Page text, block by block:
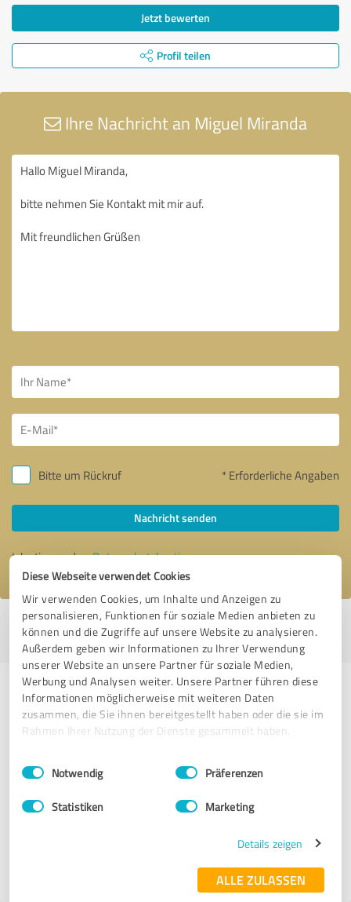
Diese Webseite verwendet Cookies
Wir verwenden Cookies, um Inhalte und Anzeigen zu
personalisieren, Funktionen für soziale Medien anbieten zu
können und die Zugriffe auf unsere Website zu analysieren.
Außerdem geben wir Informationen zu Ihrer Verwendung
unserer Website an unsere Partner für soziale Medien,
Werbung und Analysen weiter. Unsere Partner führen diese
Informationen möglicherweise mit weiteren Daten
zusammen, die Sie ihnen bereitgestellt haben oder die sie im
Rahmen Ihrer Nutzung der Dienste gesammelt haben.
Impressum Datenschutzbestimmungen
Einwilligungsauswahl
Notwendig Präferenzen
Statistiken Marketing
Details zeigen
ALLE ZULASSEN
Jetzt bewerten
Profil teilen
Ihre Nachricht an Miguel Miranda
Bitte um Rückruf * Erforderliche Angaben
Nachricht senden
Ich stimme denDatenschutzbestimmungenzu.
Profil aktiv seit 09.09.2021 | Letzte Aktualisierung: 22.09.2022
melden
Erfahrungen zu weiteren
Anbietern aus dem Bereich
Dienstleistungen
Frey & Klein internationale Spedition GmbH